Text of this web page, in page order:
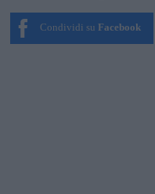
Condividi su Facebook